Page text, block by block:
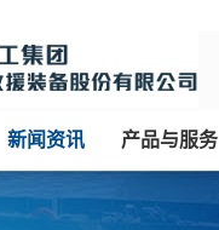
新闻资讯 产品与服务